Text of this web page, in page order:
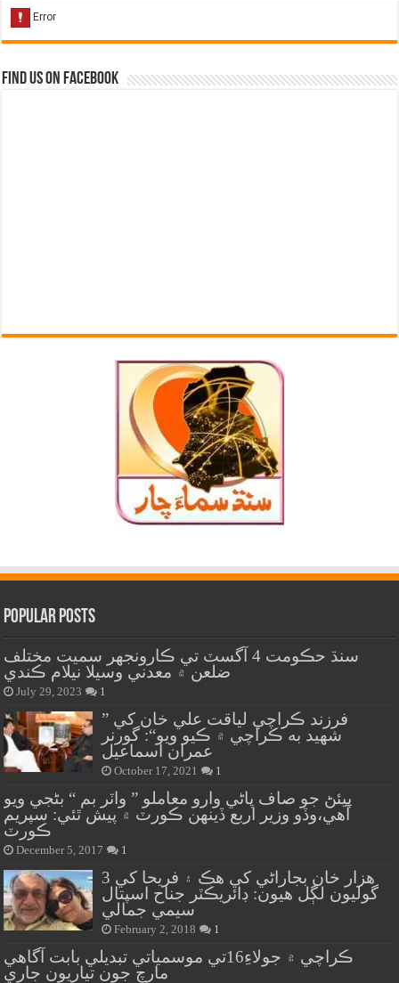
Find us on Facebook
Popular Posts
سنڌ حڪومت 4 آگسٽ تي ڪارونجهر سميت مختلف
ضلعن ۾ معدني وسيلا نيلام ڪندي
July 29, 2023 1
” فرزند ڪراچي لياقت علي خان کي
شهيد به ڪراچي ۾ ڪيو ويو“: گورنر
عمران اسماعيل
October 17, 2021 1
پيئڻ جو صاف پاڻي وارو معاملو ” واٽر بم “ بڻجي ويو
آهي،وڏو وزير اربع ڏينهن ڪورٽ ۾ پيش ٿئي: سپريم
ڪورٽ
December 5, 2017 1
هزار خان بجاراڻي کي هڪ ۽ فريحا کي 3
گوليون لڳل هيون: ڊائريڪٽر جناح اسپتال
سيمي جمالي
February 2, 2018 1
ڪراچي ۾ جولاءِ16تي موسمياتي تبديلي بابت آگاهي
مارچ جون تياريون جاري